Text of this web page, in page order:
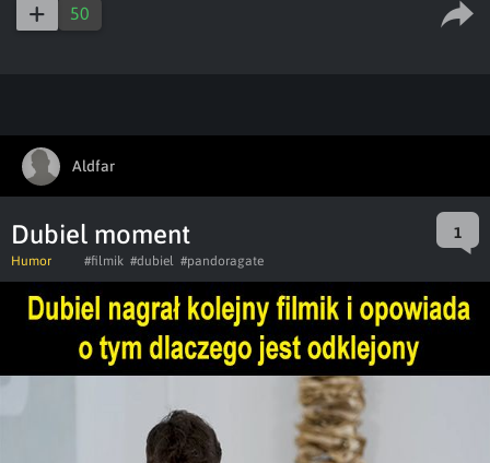
50
Aldfar
Dubiel moment 1
Humor #filmik #dubiel #pandoragate